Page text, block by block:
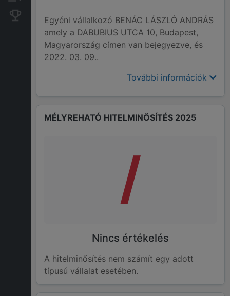
Konkurens cégek
Egyéni vállalkozó BENÁC LÁSZLÓ ANDRÁS
amely a DABUBIUS UTCA 10, Budapest,
Magyarország címen van bejegyezve, és
2022. 03. 09..
További információk
MÉLYREHATÓ HITELMINŐSÍTÉS 2025
/
Nincs értékelés
A hitelminősítés nem számít egy adott
típusú vállalat esetében.